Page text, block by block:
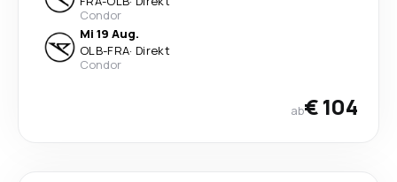
Condor
Mi 19 Aug.
OLB-FRA· Direkt
Condor
ab€ 104